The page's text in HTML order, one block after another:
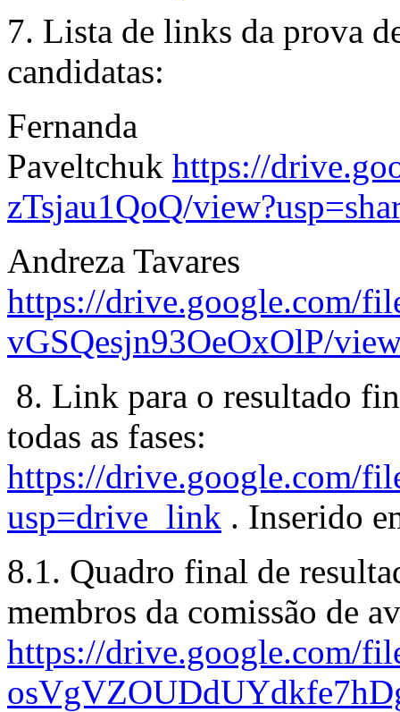
7. Lista de links da prova
candidatas:
Fernanda
Paveltchuk https://
zTsjau1QoQ/
Andreza Tavares
https://drive.google.com/
vGSQesjn93OeOxOlP/
8. Link para o resultado
todas as fases:
https://drive.google.com/
usp=drive_link . Inserido
8.1. Quadro final de
membros da comissão de
https://drive.google.com/